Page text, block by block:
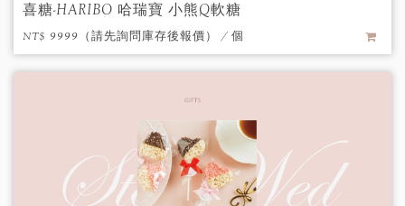
喜糖-HARIBO 哈瑞寶 小熊Q軟糖
NT$ 9999（請先詢問庫存後報價） / 個